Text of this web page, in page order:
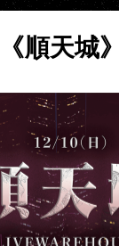
順天城》